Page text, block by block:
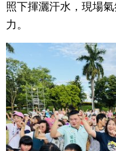
照下揮灑汗水，現場
力。